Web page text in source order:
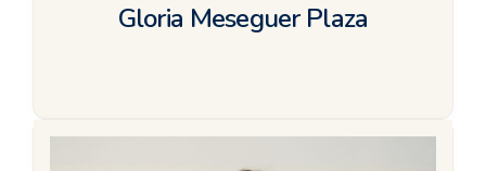
Gloria Meseguer Plaza